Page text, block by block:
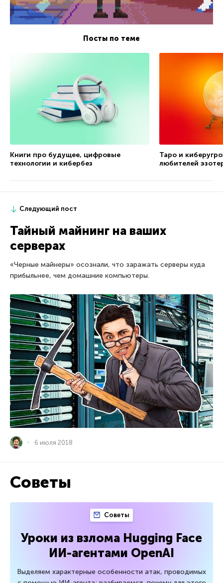
Посты по теме
Книги про будущее, цифровые
технологии и кибербез
Таро и
любителей
Следующий пост
Тайный майнинг на ваших
серверах
«Черные майнеры» осознали, что заражать серверы куда
прибыльнее, чем домашние компьютеры.
6 июля 2018
Советы
Советы
Уроки из взлома Hugging Face
ИИ-агентами OpenAI
Выделяем характерные особенности атак, проводимых